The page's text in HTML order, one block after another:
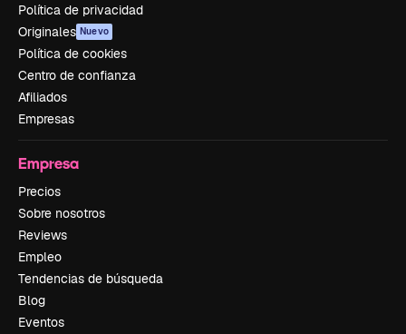
Política de privacidad
Originales Nuevo
Política de cookies
Centro de confianza
Afiliados
Empresas
Empresa
Precios
Sobre nosotros
Reviews
Empleo
Tendencias de búsqueda
Blog
Eventos